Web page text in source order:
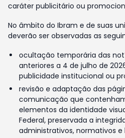
caráter publicitário ou
No âmbito do Ibram e de suas
deverão ser observadas as
ocultação temporária das
anteriores a 4 de julho de
publicidade institucional ou
revisão e adaptação das
comunicação que
elementos da identidade
Federal, preservada a
administrativos, normativos e